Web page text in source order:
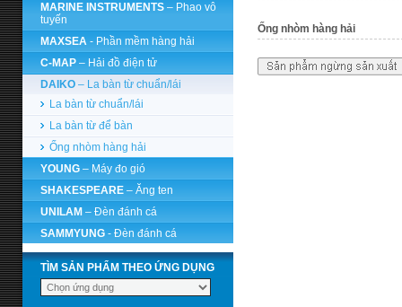
MARINE INSTRUMENTS – Phao vô
tuyến
MAXSEA - Phần mềm hàng hải
C-MAP – Hải đồ điện tử
DAIKO – La bàn từ chuẩn/lái
La bàn từ chuẩn/lái
La bàn từ để bàn
Ống nhòm hàng hải
YOUNG – Máy đo gió
SHAKESPEARE – Ăng ten
UNILAM – Đèn đánh cá
SAMMYUNG - Đèn đánh cá
TÌM SẢN PHẨM THEO ỨNG DỤNG
Ống nhòm hàng hải